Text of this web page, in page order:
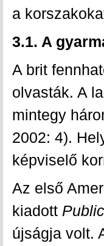
a
3.1. A
A brit
olvasták. A
mintegy
2002: 4).
képviselő
Az első
kiadott
újságja volt.